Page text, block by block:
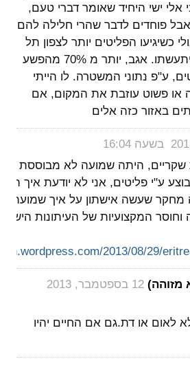
אלי ישי היחיד שאומר דברי טעם,
אבל פוחדים לדבר שהרי חלילה להם
כשיגיעו הפליטים יותר לצפון תל
אביב, כל הדרים שם יתעשתו. אגב, יותר מ 70% מהפשע
ע"פ נתוני המשטרה. לו הייתי
או פשוט עוזבת את המקום, אם
באזור כזה אלים
המקצועיות של העיתונות
2013/08/29/
מזוהה) ‏
לאום או דת.גם אם החיים יהיו